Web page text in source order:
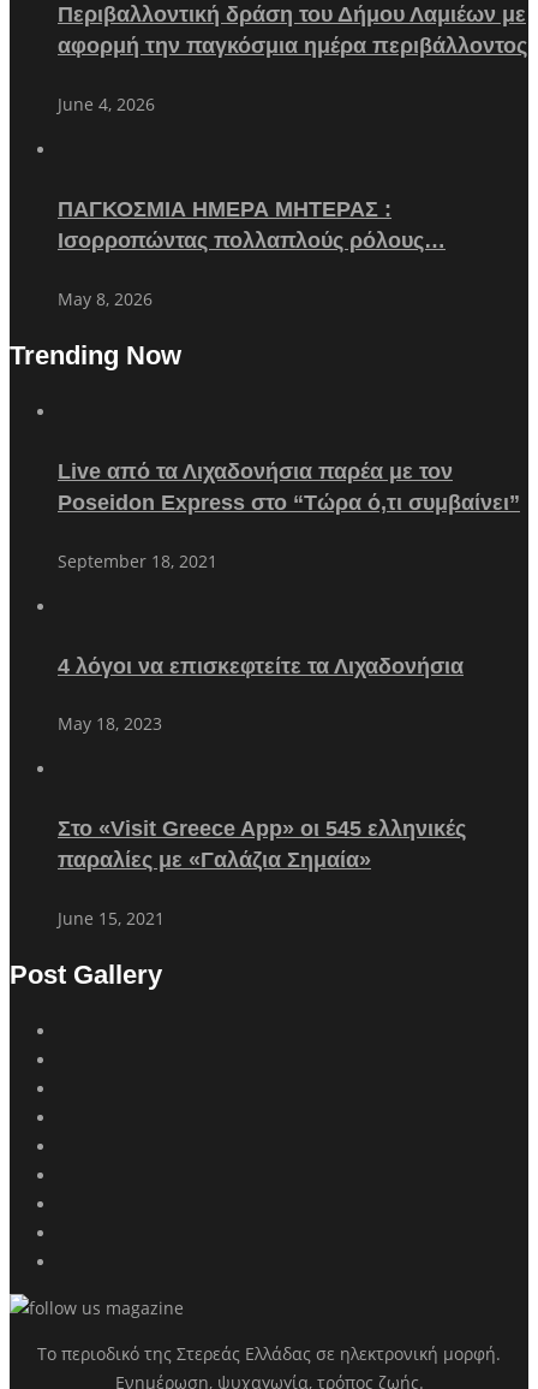
Περιβαλλοντική δράση του Δήμου Λαμιέων με
αφορμή την παγκόσμια ημέρα περιβάλλοντος
June 4, 2026
ΠΑΓΚΟΣΜΙΑ ΗΜΕΡΑ ΜΗΤΕΡΑΣ :
Ισορροπώντας πολλαπλούς ρόλους…
May 8, 2026
Trending Now
Live από τα Λιχαδονήσια παρέα με τον
Poseidon Express στο “Τώρα ό,τι συμβαίνει”
September 18, 2021
4 λόγοι να επισκεφτείτε τα Λιχαδονήσια
May 18, 2023
Στο «Visit Greece App» οι 545 ελληνικές
παραλίες με «Γαλάζια Σημαία»
June 15, 2021
Post Gallery
Το περιοδικό της Στερεάς Ελλάδας σε ηλεκτρονική μορφή.
Ενημέρωση, ψυχαγωγία, τρόπος ζωής.